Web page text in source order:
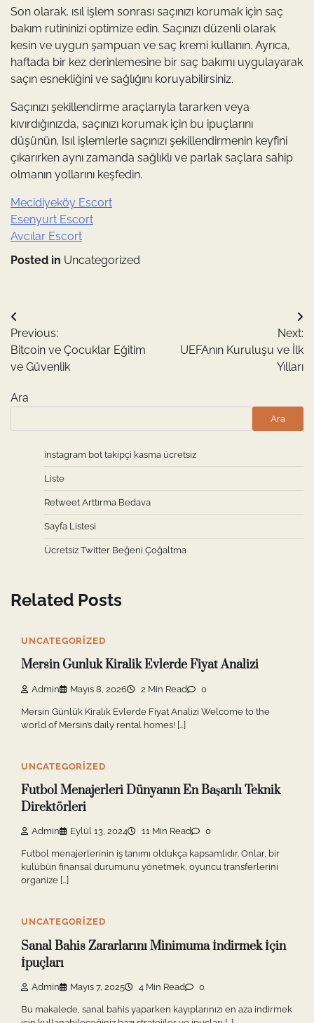
Son olarak, ısıl işlem sonrası saçınızı korumak için saç
bakım rutininizi optimize edin. Saçınızı düzenli olarak
kesin ve uygun şampuan ve saç kremi kullanın. Ayrıca,
haftada bir kez derinlemesine bir saç bakımı uygulayarak
saçın esnekliğini ve sağlığını koruyabilirsiniz.
Saçınızı şekillendirme araçlarıyla tararken veya
kıvırdığınızda, saçınızı korumak için bu ipuçlarını
düşünün. Isıl işlemlerle saçınızı şekillendirmenin keyfini
çıkarırken aynı zamanda sağlıklı ve parlak saçlara sahip
olmanın yollarını keşfedin.
Mecidiyeköy Escort
Esenyurt Escort
Avcılar Escort
Posted in Uncategorized
Yazı
gezinmesi
Previous:
Bitcoin ve Çocuklar Eğitim
ve Güvenlik
Next:
UEFAnın Kuruluşu ve İlk
Yılları
Ara
Ara
instagram bot takipçi kasma ücretsiz
Liste
Retweet Arttırma Bedava
Sayfa Listesi
Ücretsiz Twitter Beğeni Çoğaltma
Related Posts
UNCATEGORIZED
Mersin Gunluk Kiralik Evlerde Fiyat Analizi
Admin Mayıs 8, 2026 2 Min Read 0
Mersin Günlük Kiralık Evlerde Fiyat Analizi Welcome to the
world of Mersin’s daily rental homes! […]
UNCATEGORIZED
Futbol Menajerleri Dünyanın En Başarılı Teknik
Direktörleri
Admin Eylül 13, 2024 11 Min Read 0
Futbol menajerlerinin iş tanımı oldukça kapsamlıdır. Onlar, bir
kulübün finansal durumunu yönetmek, oyuncu transferlerini
organize […]
UNCATEGORIZED
Sanal Bahis Zararlarını Minimuma İndirmek İçin
İpuçları
Admin Mayıs 7, 2025 4 Min Read 0
Bu makalede, sanal bahis yaparken kayıplarınızı en aza indirmek